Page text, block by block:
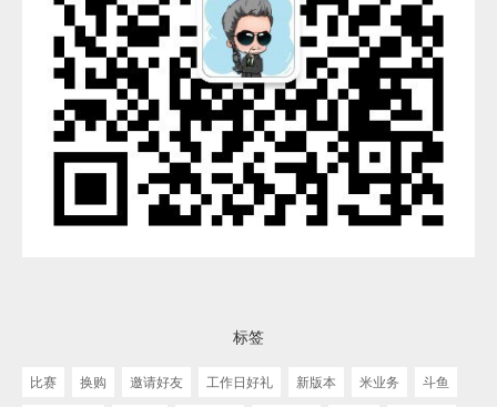
标签
比赛 换购 邀请好友 工作日好礼 新版本 米业务 斗鱼